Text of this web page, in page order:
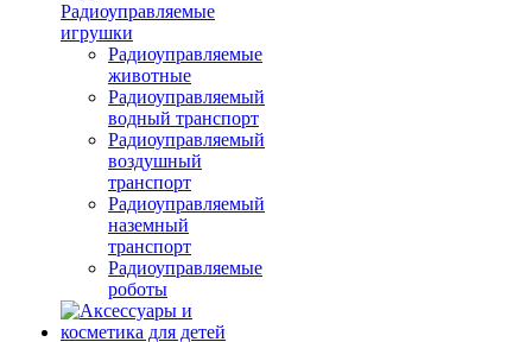
Радиоуправляемые
игрушки
Радиоуправляемые
животные
Радиоуправляемый
водный транспорт
Радиоуправляемый
воздушный
транспорт
Радиоуправляемый
наземный
транспорт
Радиоуправляемые
роботы